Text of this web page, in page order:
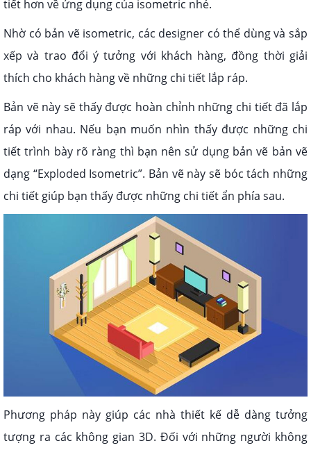
tiết hơn về ứng dụng của isometric nhé.
Nhờ có bản vẽ isometric, các designer có thể dùng và sắp
xếp và trao đổi ý tưởng với khách hàng, đồng thời giải
thích cho khách hàng về những chi tiết lắp ráp.
Bản vẽ này sẽ thấy được hoàn chỉnh những chi tiết đã lắp
ráp với nhau. Nếu bạn muốn nhìn thấy được những chi
tiết trình bày rõ ràng thì bạn nên sử dụng bản vẽ bản vẽ
dạng “Exploded Isometric”. Bản vẽ này sẽ bóc tách những
chi tiết giúp bạn thấy được những chi tiết ẩn phía sau.
Phương pháp này giúp các nhà thiết kế dễ dàng tưởng
tượng ra các không gian 3D. Đối với những người không